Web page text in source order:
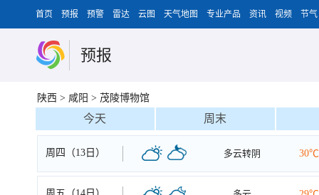
首页 预报 预警 雷达 云图 天气地图 专业产品 资讯 视频 节气
预报
陕西 > 咸阳 > 茂陵博物馆
今天 周末
周四（13日） 多云转阴 30℃